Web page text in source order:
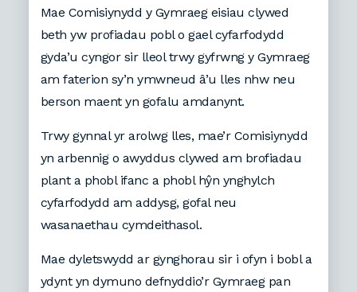
Mae Comisiynydd y Gymraeg eisiau clywed
beth yw profiadau pobl o gael cyfarfodydd
gyda’u cyngor sir lleol trwy gyfrwng y Gymraeg
am faterion sy’n ymwneud â’u lles nhw neu
berson maent yn gofalu amdanynt.
Trwy gynnal yr arolwg lles, mae’r Comisiynydd
yn arbennig o awyddus clywed am brofiadau
plant a phobl ifanc a phobl hŷn ynghylch
cyfarfodydd am addysg, gofal neu
wasanaethau cymdeithasol.
Mae dyletswydd ar gynghorau sir i ofyn i bobl a
ydynt yn dymuno defnyddio’r Gymraeg pan